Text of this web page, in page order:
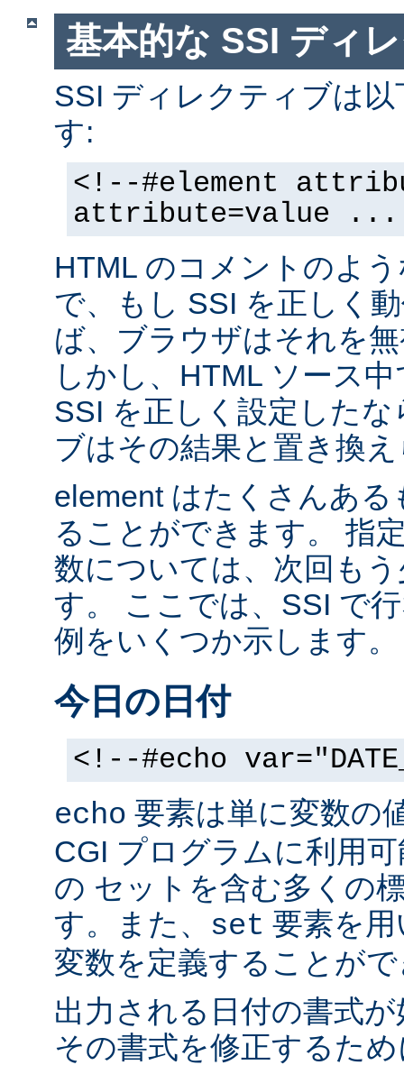
基本的な SSI ディ
SSI ディレクティブは
す:
<!--#element
attribute=value
HTML のコメントのよ
で、もし SSI を正しく
ば、ブラウザはそれを
しかし、HTML ソース
SSI を正しく設定した
ブはその結果と置き換
element はたくさんあ
ることができます。 指
数については、次回も
す。 ここでは、SSI で
例をいくつか示します。
今日の日付
<!--#echo
echo 要素は単に変数の
CGI プログラムに利用
の セットを含む多くの
す。また、 set 要素を
変数を定義することが
出力される日付の書式
その書式を修正するた